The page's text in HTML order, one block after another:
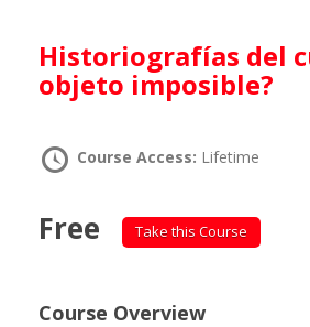
Historiografías del cuerpo, ¿un
objeto imposible?
Course Access: Lifetime
Free Take this Course
Course Overview